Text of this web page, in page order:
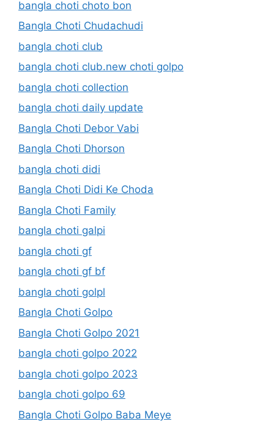
bangla choti choto bon
Bangla Choti Chudachudi
bangla choti club
bangla choti club.new choti golpo
bangla choti collection
bangla choti daily update
Bangla Choti Debor Vabi
Bangla Choti Dhorson
bangla choti didi
Bangla Choti Didi Ke Choda
Bangla Choti Family
bangla choti galpi
bangla choti gf
bangla choti gf bf
bangla choti golpl
Bangla Choti Golpo
Bangla Choti Golpo 2021
bangla choti golpo 2022
bangla choti golpo 2023
bangla choti golpo 69
Bangla Choti Golpo Baba Meye